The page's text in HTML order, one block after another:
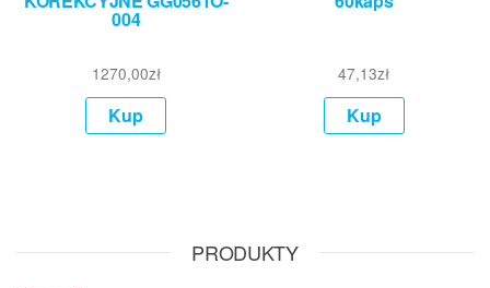
004
1270,00zł
Kup
47,13zł
Kup
PRODUKTY